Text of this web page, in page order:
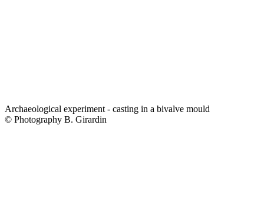
Archaeological experiment - casting in a bivalve mould
© Photography B. Girardin